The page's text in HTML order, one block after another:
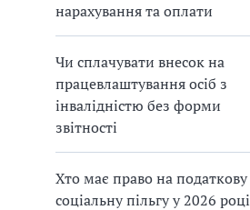
нарахування та оплати
Чи сплачувати внесок на
працевлаштування осіб з
інвалідністю без форми
звітності
Хто має право на податкову
соціальну пільгу у 2026 році